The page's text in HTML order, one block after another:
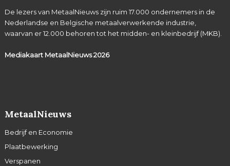
De lezers van MetaalNieuws zijn ruim 17.000 ondernemers in de
Nederlandse en Belgische metaalverwerkende industrie,
waarvan er 12.000 behoren tot het midden- en kleinbedrijf (MKB).
Mediakaart MetaalNieuws2026
MetaalNieuws
Bedrijf en Economie
Plaatbewerking
Verspanen